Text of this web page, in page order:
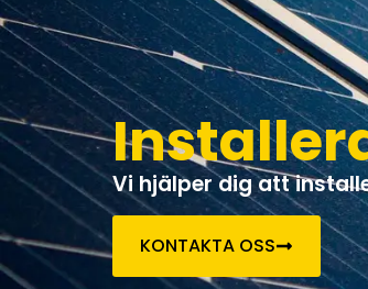
Vi hjälper dig att
KONTAKTA OSS